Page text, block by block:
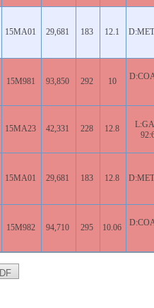
15MA01 29,681 183 12.1
15M981 93,850 292 10
15MA23 42,331 228 12.8
15MA01 29,681 183 12.8
15M982 94,710 295 10.06